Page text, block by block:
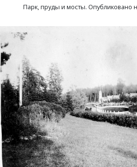
Парк, пруды и мосты. Опубликовано
Фомиха, село
Харламово, деревня
Чешково, деревня
Чистуха, село
Шелухино, деревня
Шухурдино, деревня
Щекино, деревня